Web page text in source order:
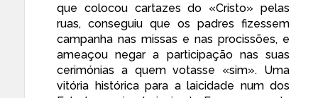
que colocou cartazes do «Cristo» pelas
ruas, conseguiu que os padres fizessem
campanha nas missas e nas procissões, e
ameaçou negar a participação nas suas
cerimónias a quem votasse «sim». Uma
vitória históricapara a laicidade num dos